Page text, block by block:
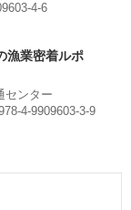
4-6
漁業密着ルポ
センター
4-9909603-3-9